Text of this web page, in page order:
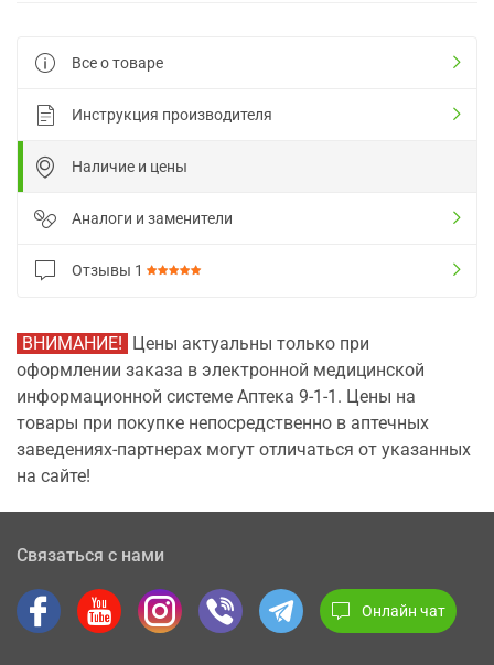
Все о товаре
Инструкция производителя
Наличие и цены
Аналоги и заменители
Отзывы 1
ВНИМАНИЕ! Цены актуальны только при
оформлении заказа в электронной медицинской
информационной системе Аптека 9-1-1. Цены на
товары при покупке непосредственно в аптечных
заведениях-партнерах могут отличаться от указанных
на сайте!
Связаться с нами
Онлайн чат